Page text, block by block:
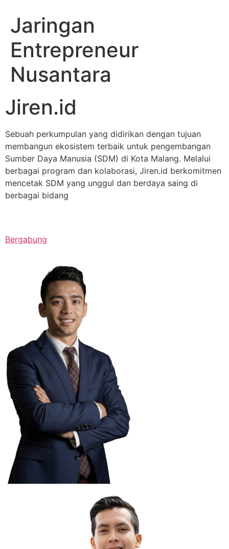
Jaringan
Entrepreneur
Nusantara
Jiren.id
Sebuah perkumpulan yang didirikan dengan tujuan
membangun ekosistem terbaik untuk pengembangan
Sumber Daya Manusia (SDM) di Kota Malang. Melalui
berbagai program dan kolaborasi, Jiren.id berkomitmen
mencetak SDM yang unggul dan berdaya saing di
berbagai bidang
Bergabung